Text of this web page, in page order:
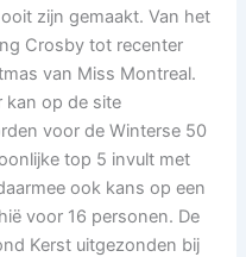
zijn gemaakt. Van het
Crosby tot recenter
van Miss Montreal.
kan op de site
voor de Winterse 50
top 5 invult met
ook kans op een
voor 16 personen. De
Kerst uitgezonden bij